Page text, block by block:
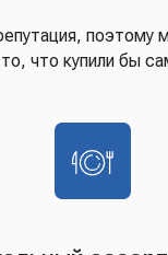
поэтому
то, что купили бы